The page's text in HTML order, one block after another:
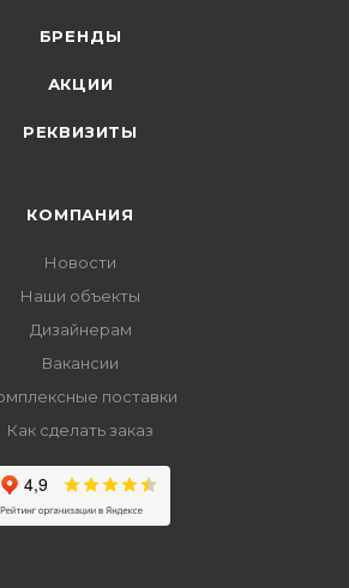
БРЕНДЫ
АКЦИИ
РЕКВИЗИТЫ
КОМПАНИЯ
Новости
Наши объекты
Дизайнерам
Вакансии
поставки
Как сделать заказ